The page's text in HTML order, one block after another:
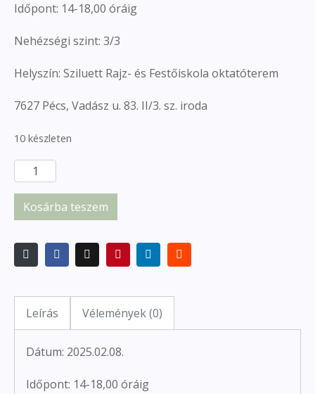
Időpont: 14-18,00 óráig
Nehézségi szint: 3/3
Helyszín: Sziluett Rajz- és Festőiskola oktatóterem
7627 Pécs, Vadász u. 83. II/3. sz. iroda
10 készleten
Kosárba teszem
Leírás Vélemények (0)
Dátum: 2025.02.08.
Időpont: 14-18,00 óráig